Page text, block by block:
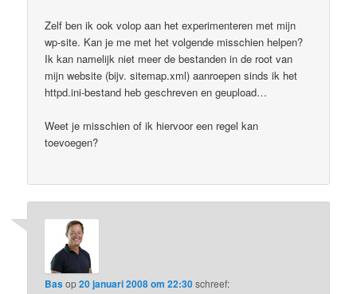
Zelf ben ik ook volop aan het experimenteren met mijn
wp-site. Kan je me met het volgende misschien helpen?
Ik kan namelijk niet meer de bestanden in de root van
mijn website (bijv. sitemap.xml) aanroepen sinds ik het
httpd.ini-bestand heb geschreven en geupload…
Weet je misschien of ik hiervoor een regel kan
toevoegen?
Basop20 januari 2008 om 22:30schreef: